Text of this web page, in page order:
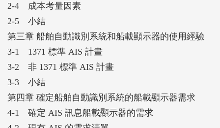
2-4 成本考量因素
2-5 小結
第三章 船舶自動識別系統和船載顯示器的使用經驗
3-1 1371 標準 AIS 計畫
3-2 非 1371 標準 AIS 計畫
3-3 小結
第四章 確定船舶自動識別系統的船載顯示器需求
4-1 確定 AIS 訊息船載顯示器的需求